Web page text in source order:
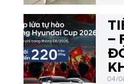
–
04/